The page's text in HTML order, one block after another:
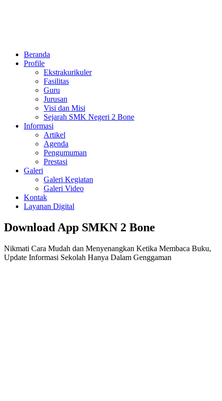
Beranda
Profile
Ekstrakurikuler
Fasilitas
Guru
Jurusan
Visi dan Misi
Sejarah SMK Negeri 2 Bone
Informasi
Artikel
Agenda
Pengumuman
Prestasi
Galeri
Galeri Kegiatan
Galeri Video
Kontak
Layanan Digital
Download App SMKN 2 Bone
Nikmati Cara Mudah dan Menyenangkan Ketika Membaca Buku,
Update Informasi Sekolah Hanya Dalam Genggaman